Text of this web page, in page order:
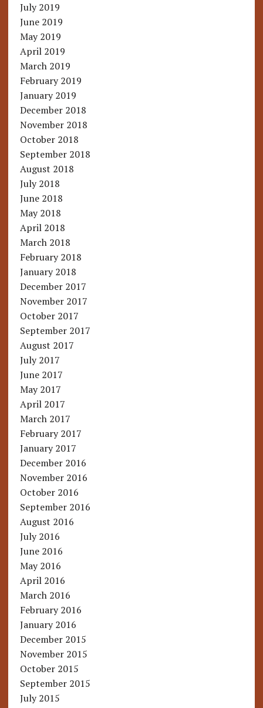
July 2019
June 2019
May 2019
April 2019
March 2019
February 2019
January 2019
December 2018
November 2018
October 2018
September 2018
August 2018
July 2018
June 2018
May 2018
April 2018
March 2018
February 2018
January 2018
December 2017
November 2017
October 2017
September 2017
August 2017
July 2017
June 2017
May 2017
April 2017
March 2017
February 2017
January 2017
December 2016
November 2016
October 2016
September 2016
August 2016
July 2016
June 2016
May 2016
April 2016
March 2016
February 2016
January 2016
December 2015
November 2015
October 2015
September 2015
July 2015